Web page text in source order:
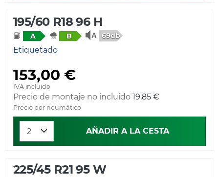
195/60 R18 96 H
A B 69db
Etiquetado
153,00 €
IVA incluido
Precio de montaje no incluido 19,85 €
Precio por neumático
AÑADIR A LA CESTA
225/45 R21 95 W